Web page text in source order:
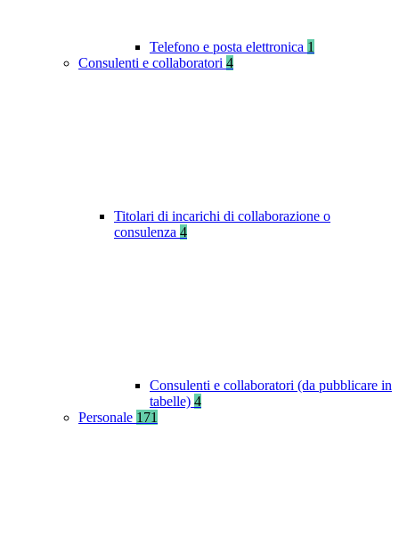
Telefono e posta elettronica 1
Consulenti e collaboratori 4
Titolari di incarichi di collaborazione o
consulenza 4
Consulenti e collaboratori (da pubblicare in
tabelle) 4
Personale 171